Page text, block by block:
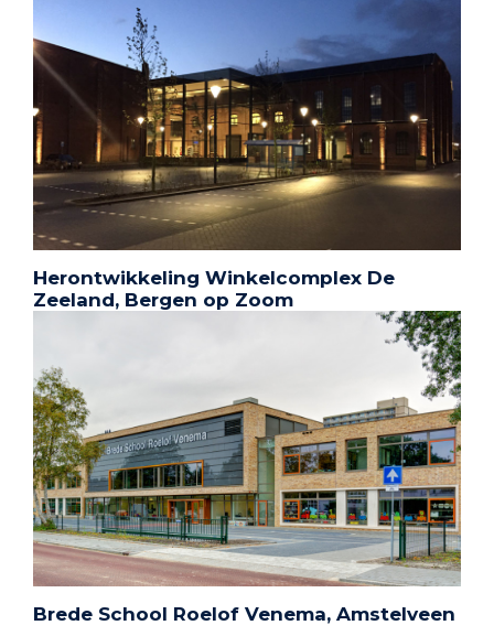
Herontwikkeling Winkelcomplex De
Zeeland, Bergen op Zoom
Brede School Roelof Venema, Amstelveen